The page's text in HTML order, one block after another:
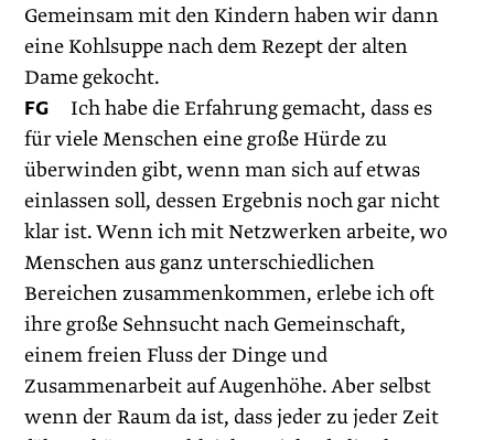
Gemeinsam mit den Kindern haben wir dann
eine Kohlsuppe nach dem Rezept der alten
Dame gekocht.
FG Ich habe die Erfahrung gemacht, dass es
für viele Menschen eine große Hürde zu
überwinden gibt, wenn man sich auf etwas
einlassen soll, dessen Ergebnis noch gar nicht
klar ist. Wenn ich mit Netzwerken arbeite, wo
Menschen aus ganz unterschiedlichen
Bereichen zusammenkommen, erlebe ich oft
ihre große Sehnsucht nach Gemeinschaft,
einem freien Fluss der Dinge und
Zusammenarbeit auf Augenhöhe. Aber selbst
wenn der Raum da ist, dass jeder zu jeder Zeit